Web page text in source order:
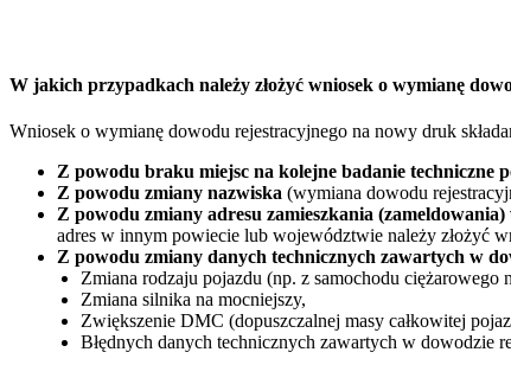
W jakich przypadkach należy złożyć wniosek o wymianę
Wniosek o wymianę dowodu rejestracyjnego na nowy druk
Z powodu braku miejsc na kolejne badanie techniczne
Z powodu zmiany nazwiska (wymiana dowodu
Z powodu zmiany adresu zamieszkania
adres w innym powiecie lub województwie należy złożyć
Z powodu zmiany danych technicznych zawartych w
Zmiana rodzaju pojazdu (np. z samochodu ciężarowego
Zmiana silnika na mocniejszy,
Zwiększenie DMC (dopuszczalnej masy całkowitej
Błędnych danych technicznych zawartych w dowodzie